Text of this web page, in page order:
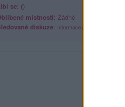
se: 0
místnosti: Žádné
diskuze: Informace pro uživatele